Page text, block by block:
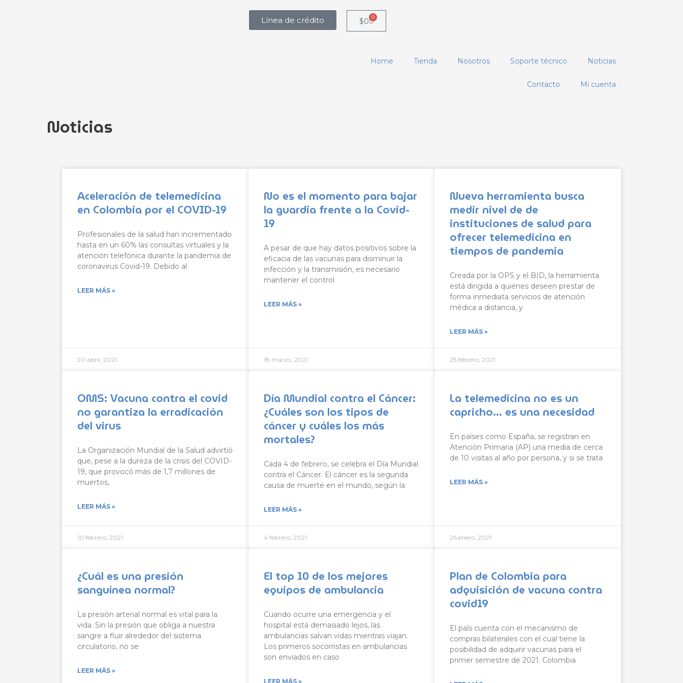
Línea de crédito $0 0Carrito
Home Tienda Nosotros Soporte técnico Noticias
Contacto Mi cuenta
Noticias
Aceleración de telemedicina
en Colombia por el COVID-19
Profesionales de la salud han incrementado
hasta en un 60% las consultas virtuales y la
atención telefónica durante la pandemia de
coronavirus Covid-19. Debido al
LEER MÁS »
20 abril, 2021
No es el momento para bajar
la guardia frente a la Covid-
19
A pesar de que hay datos positivos sobre la
eficacia de las vacunas para disminuir la
infección y la transmisión, es necesario
mantener el control
LEER MÁS »
18 marzo, 2021
Nueva herramienta busca
medir nivel de de
instituciones de salud para
ofrecer telemedicina en
tiempos de pandemia
Creada por la OPS y el BID, la herramienta
está dirigida a quienes deseen prestar de
forma inmediata servicios de atención
médica a distancia, y
LEER MÁS »
25 febrero, 2021
OMS: Vacuna contra el covid
no garantiza la erradicación
del virus
La Organización Mundial de la Salud advirtió
que, pese a la dureza de la crisis del COVID-
19, que provocó más de 1,7 millones de
muertos,
LEER MÁS »
10 febrero, 2021
Día Mundial contra el Cáncer:
¿Cuáles son los tipos de
cáncer y cuáles los más
mortales?
Cada 4 de febrero, se celebra el Día Mundial
contra el Cáncer. El cáncer es la segunda
causa de muerte en el mundo, según la
LEER MÁS »
4 febrero, 2021
La telemedicina no es un
capricho… es una necesidad
En países como España, se registran en
Atención Primaria (AP) una media de cerca
de 10 visitas al año por persona, y si se trata
LEER MÁS »
26 enero, 2021
¿Cuál es una presión
sanguínea normal?
La presión arterial normal es vital para la
vida. Sin la presión que obliga a nuestra
sangre a fluir alrededor del sistema
circulatorio, no se
LEER MÁS »
El top 10 de los mejores
equipos de ambulancia
Cuando ocurre una emergencia y el
hospital está demasiado lejos, las
ambulancias salvan vidas mientras viajan.
Los primeros socorristas en ambulancias
son enviados en caso
LEER MÁS »
Plan de Colombia para
adquisición de vacuna contra
covid19
El país cuenta con el mecanismo de
compras bilaterales con el cual tiene la
posibilidad de adquirir vacunas para el
primer semestre de 2021. Colombia